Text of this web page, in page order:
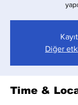
Diğer
Time &